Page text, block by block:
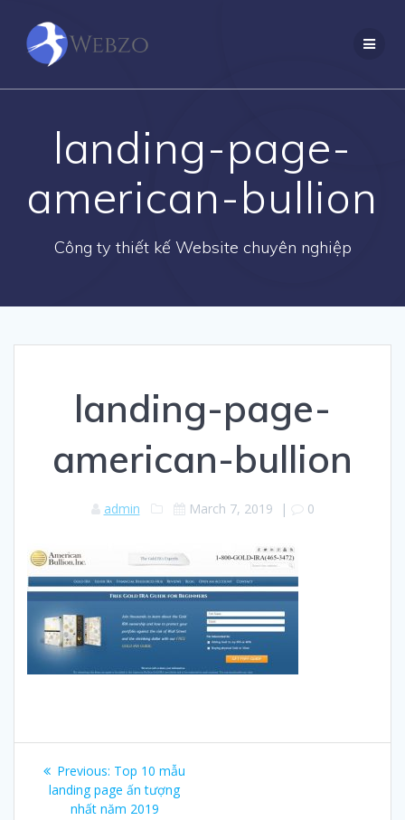
landing-page-
american-bullion
Công ty thiết kế Website chuyên nghiệp
landing-page-
american-bullion
admin March 7, 2019 | 0
Post
navigation
Previous: Previous
post:
Top 10 mẫu
landing page ấn tượng
nhất năm 2019